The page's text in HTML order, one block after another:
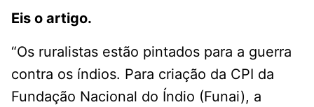
Eis o artigo.
“Os ruralistas estão pintados para a guerra
contra os índios. Para criação da CPI da
Fundação Nacional do Índio (Funai), a